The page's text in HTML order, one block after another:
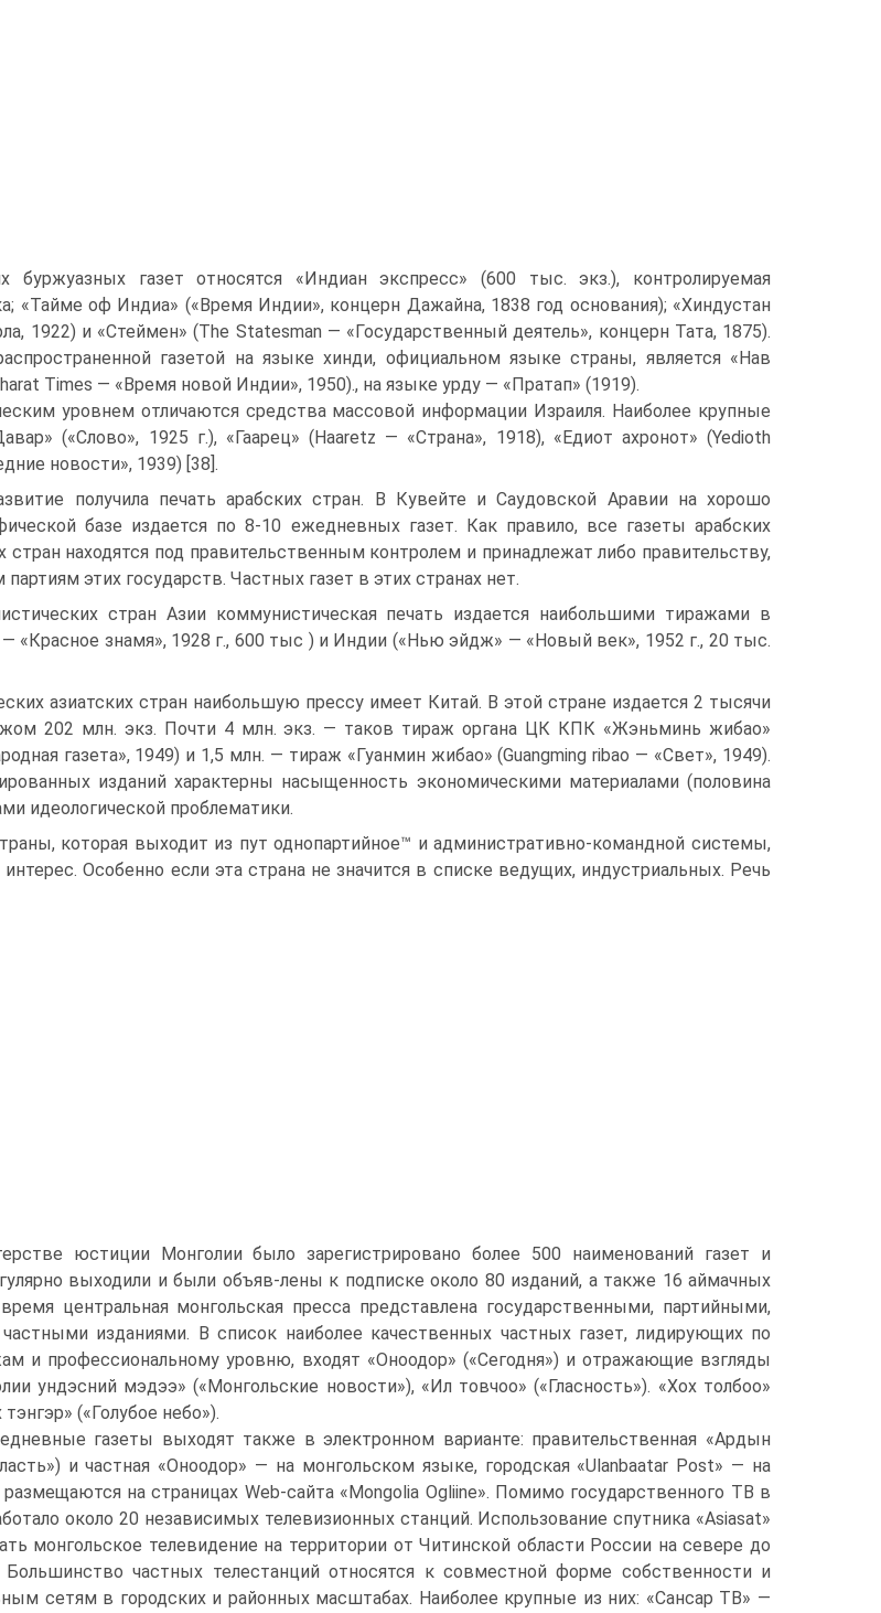
буржуазных газет относятся «Индиан экспресс» (600 тыс. экз.), контролируемая
«Тайме оф Индиа» («Время Индии», концерн Дажайна, 1838 год основания); «Хиндустан
1922) и «Стеймен» (The Statesman — «Государственный деятель», концерн Тата, 1875).
газетой на языке хинди, официальном языке страны, является «Нав
Times — «Время новой Индии», 1950)., на языке урду — «Пратап» (1919).
уровнем отличаются средства массовой информации Израиля. Наиболее крупные
(«Слово», 1925 г.), «Гаарец» (Haaretz — «Страна», 1918), «Едиот ахронот» (Yedioth
новости», 1939) [38].
получила печать арабских стран. В Кувейте и Саудовской Аравии на хорошо
базе издается по 8-10 ежедневных газет. Как правило, все газеты арабских
находятся под правительственным контролем и принадлежат либо правительству,
этих государств. Частных газет в этих странах нет.
стран Азии коммунистическая печать издается наибольшими тиражами в
— «Красное знамя», 1928 г., 600 тыс ) и Индии («Нью эйдж» — «Новый век», 1952 г., 20 тыс.
азиатских стран наибольшую прессу имеет Китай. В этой стране издается 2 тысячи
202 млн. экз. Почти 4 млн. экз. — таков тираж органа ЦК КПК «Жэньминь жибао»
газета», 1949) и 1,5 млн. — тираж «Гуанмин жибао» (Guangming ribao — «Свет», 1949).
изданий характерны насыщенность экономическими материалами (половина
идеологической проблематики.
которая выходит из пут однопартийное™ и административно-командной системы,
Особенно если эта страна не значится в списке ведущих, индустриальных. Речь
юстиции Монголии было зарегистрировано более 500 наименований газет и
выходили и были объяв-лены к подписке около 80 изданий, а также 16 аймачных
центральная монгольская пресса представлена государственными, партийными,
изданиями. В список наиболее качественных частных газет, лидирующих по
и профессиональному уровню, входят «Оноодор» («Сегодня») и отражающие взгляды
ундэсний мэдээ» («Монгольские новости»), «Ил товчоо» («Гласность»). «Хох толбоо»
(«Голубое небо»).
газеты выходят также в электронном варианте: правительственная «Ардын
и частная «Оноодор» — на монгольском языке, городская «Ulanbaatar Post» — на
на страницах Web-сайта «Mongolia Ogliine». Помимо государственного ТВ в
около 20 независимых телевизионных станций. Использование спутника «Asiasat»
монгольское телевидение на территории от Читинской области России на севере до
частных телестанций относятся к совместной форме собственности и
сетям в городских и районных масштабах. Наиболее крупные из них: «Сансар ТВ» —